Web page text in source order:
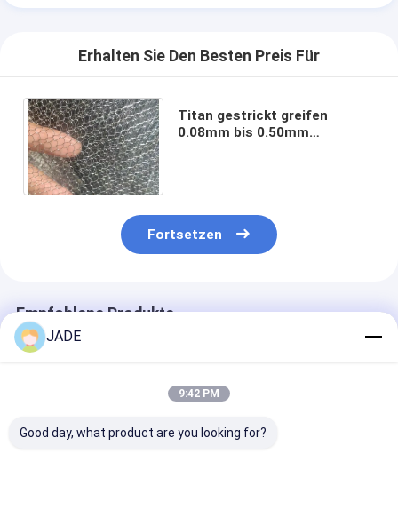
Erhalten Sie Den Besten Preis Für
Titan gestrickt greifen
0.08mm bis 0.50mm
Fortsetzen
Empfohlene Produkte
JADE
9:42 PM
Good day, what product are you looking for?